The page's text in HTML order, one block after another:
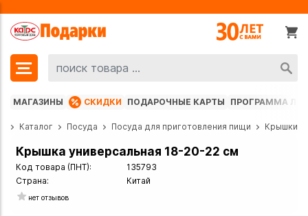
МАГАЗИНЫ СКИДКИ ПОДАРОЧНЫЕ КАРТЫ ПРОГРАММА
Каталог Посуда Посуда для приготовления пищи Крышки
Крышка универсальная 18-20-22 см
Код товара (ПНТ):
135793
Страна:
Китай
нет отзывов